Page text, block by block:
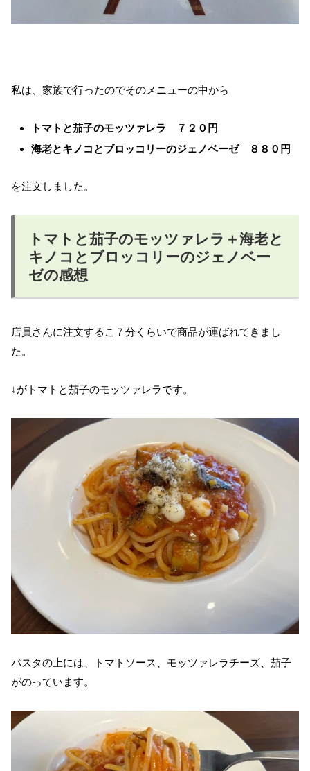
私は、家族で行ったのでそのメニューの中から
トマトと茄子のモッツァレラ ７２０円
海老とキノコとブロッコリーのジェノベーゼ ８８０円
を注文しました。
トマトと茄子のモッツァレラ＋海老と
キノコとブロッコリーのジェノベー
ゼの感想
店員さんに注文するこ７分くらいで商品が運ばれてきまし
た。
↓がトマトと茄子のモッツァレラです。
パスタの上には、トマトソース、モッツァレラチーズ、茄子
がのっています。